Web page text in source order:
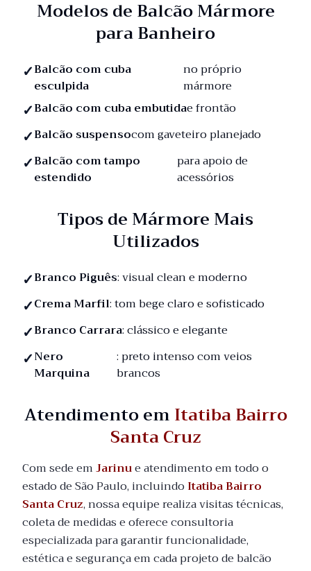
Modelos de Balcão Mármore
para Banheiro
Balcão com cuba
esculpida
no próprio
mármore
Balcão com cuba embutidae frontão
Balcão suspensocom gaveteiro planejado
Balcão com tampo
estendido
para apoio de
acessórios
Tipos de Mármore Mais
Utilizados
Branco Piguês: visual clean e moderno
Crema Marfil: tom bege claro e sofisticado
Branco Carrara: clássico e elegante
Nero
Marquina
: preto intenso com veios
brancos
Atendimento emItatiba Bairro
Santa Cruz
Com sede emJarinue atendimento em todo o
estado de São Paulo, incluindo Itatiba Bairro
Santa Cruz, nossa equipe realiza visitas técnicas,
coleta de medidas e oferece consultoria
especializada para garantir funcionalidade,
estética e segurança em cada projeto de balcão